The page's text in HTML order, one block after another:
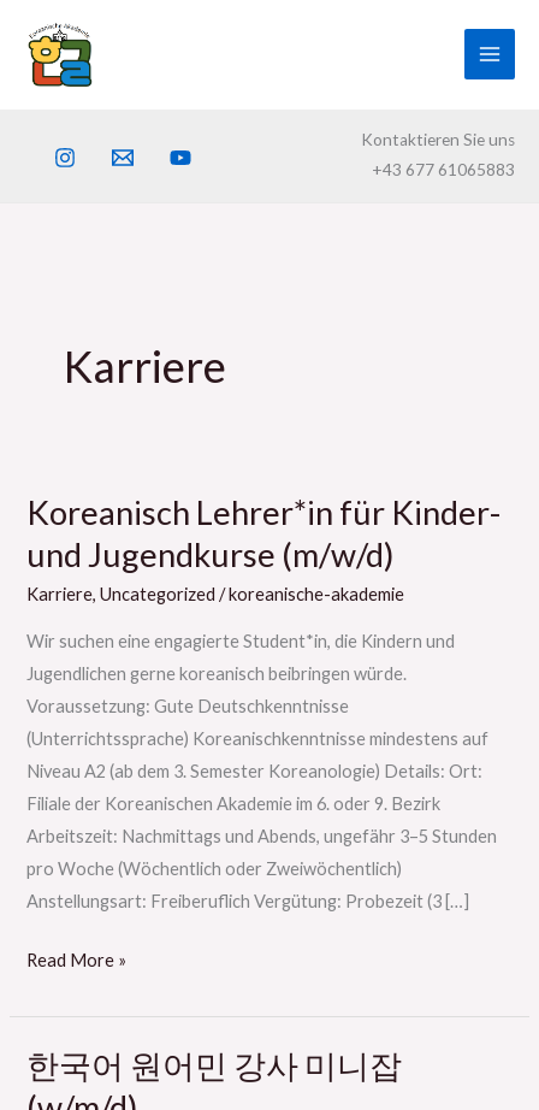
content
Kontaktieren Sie uns
+43 677 61065883
Karriere
Koreanisch Lehrer*in für Kinder-
und Jugendkurse (m/w/d)
Karriere,Uncategorized /koreanische-akademie
Wir suchen eine engagierte Student*in, die Kindern und
Jugendlichen gerne koreanisch beibringen würde.
Voraussetzung: Gute Deutschkenntnisse
(Unterrichtssprache) Koreanischkenntnisse mindestens auf
Niveau A2 (ab dem 3. Semester Koreanologie) Details: Ort:
Filiale der Koreanischen Akademie im 6. oder 9. Bezirk
Arbeitszeit: Nachmittags und Abends, ungefähr 3–5 Stunden
pro Woche (Wöchentlich oder Zweiwöchentlich)
Anstellungsart: Freiberuflich Vergütung: Probezeit (3 […]
Koreanisch
Lehrer*in
für
Kinder-
und
Jugendkurse
(m/w/d)
Read More »
한국어 원어민 강사 미니잡
한
국